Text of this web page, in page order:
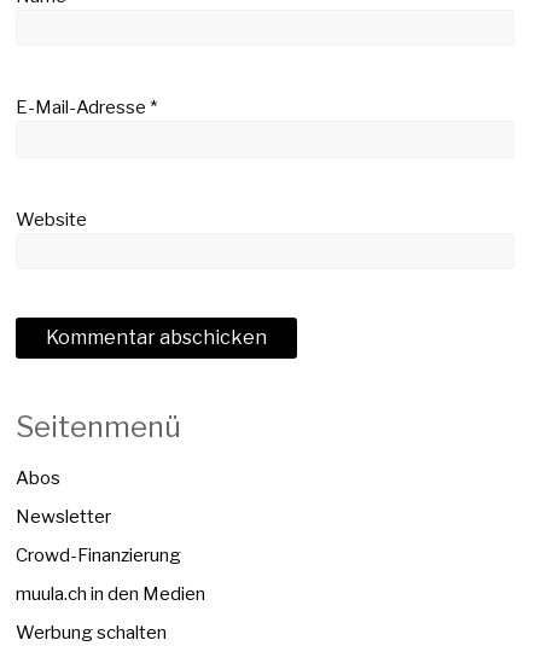
E-Mail-Adresse*
Website
Seitenmenü
Abos
Newsletter
Crowd-Finanzierung
muula.ch in den Medien
Werbung schalten